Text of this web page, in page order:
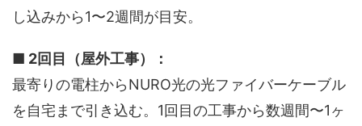
し込みから1〜2週間が目安。
■ 2回目（屋外工事）：
最寄りの電柱からNURO光の光ファイバーケーブル
を自宅まで引き込む。1回目の工事から数週間〜1ヶ